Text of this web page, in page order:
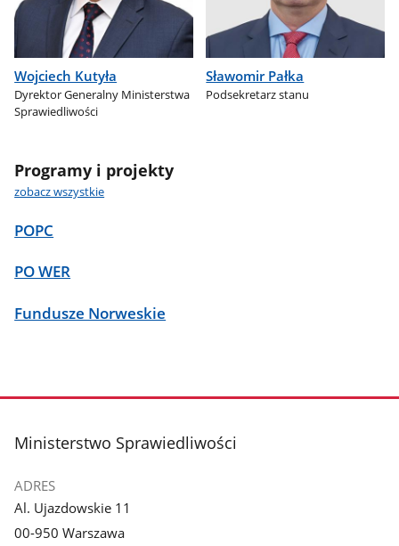
Wojciech Kutyła
Dyrektor Generalny Ministerstwa
Sprawiedliwości
Sławomir Pałka
Podsekretarz stanu
Programy i projekty
zobacz wszystkie
POPC
PO WER
Fundusze Norweskie
stopka
Ministerstwo Sprawiedliwości
ADRES
Al. Ujazdowskie 11
00-950 Warszawa